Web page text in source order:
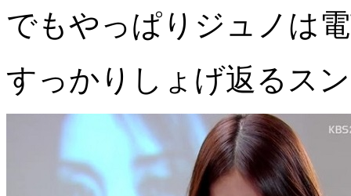
でもやっぱりジュノは
すっかりしょげ返るス